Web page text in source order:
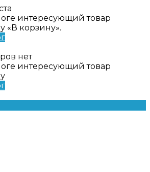
интересующий товар
«В корзину».
нет
интересующий товар